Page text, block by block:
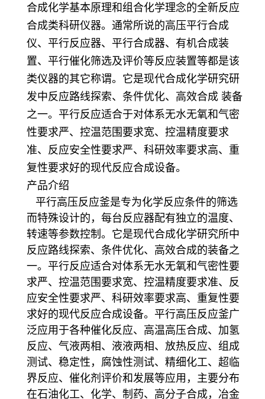
合成化学基本原理和组合化学理念的全新反应
合成类科研仪器。通常所说的高压平行合成
仪、平行反应器、平行合成器、有机合成装
置、平行催化筛选及评价等反应装置等都是该
类仪器的其它称谓。它是现代合成化学研究研
发中反应路线探索、条件优化、高效合成 装备
之一。平行反应适合于对体系无水无氧和气密
性要求严、控温范围要求宽、控温精度要求
准、反应安全性要求严、科研效率要求高、重
复性要求好的现代反应合成设备。
产品介绍
平行高压反应釜是专为化学反应条件的筛选
而特殊设计的，每台反应器配有独立的温度、
转速等参数控制。它是现代合成化学研究所中
反应路线探索、条件优化、高效合成的装备之
一。平行反应适合对体系无水无氧和气密性要
求严、控温范围要求宽、控温精度要求准、反
应安全性要求严、科研效率要求高、重复性要
求好的现代反应合成设备。 平行高压反应釜广
泛应用于各种催化反应、高温高压合成、加氢
反应、气液两相、液液两相、放热反应、组成
测试、稳定性，腐蚀性测试、精细化工、超临
界反应、催化剂评价和发展等应用，主要分布
在石油化工、化学、制药、高分子合成，冶金